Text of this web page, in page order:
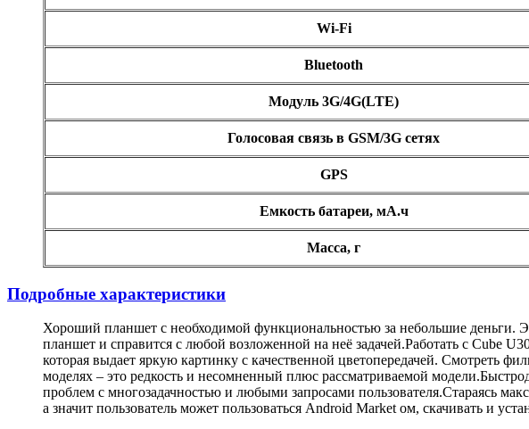
Wi-Fi
Bluetooth
Модуль 3G/4G(LTE)
Голосовая связь в GSM/3G сетях
GPS
Емкость батареи, мА.ч
Масса, г
Подробные характеристики
Хороший планшет с необходимой функциональностью за небольшие деньги.
планшет и справится с любой возложенной на неё задачей.Работать с Cube
которая выдает яркую картинку с качественной цветопередачей.
моделях – это редкость и несомненный плюс рассматриваемой
проблем с многозадачностью и любыми запросами пользователя.Стараясь
а значит пользователь может пользоваться Android Market ом, скачивать и